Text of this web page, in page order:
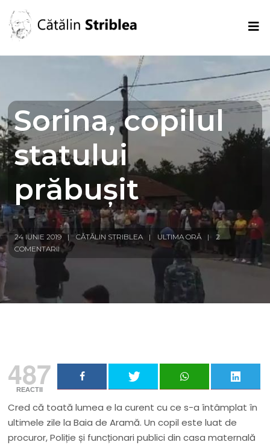
Sorina, copilul
statului
prăbușit
24 IUNIE 2019 CĂTĂLIN STRIBLEA ULTIMA ORĂ
2
COMENTARII
487
REACTII
Cred că toată lumea e la curent cu ce s-a întâmplat în
ultimele zile la Baia de Aramă. Un copil este luat de
procuror, Poliție și funcționari publici din casa maternală